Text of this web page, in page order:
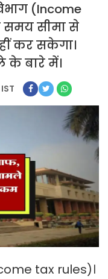
(Income
समय सीमा से
कर सकेगा।
बारे में।
tax rules)।